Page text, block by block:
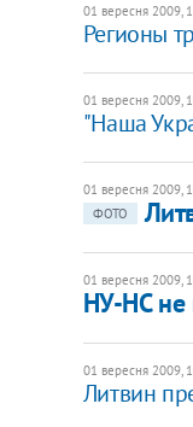
01 вересня 2009,
Регионы
01 вересня 2009,
"Наша
01 вересня 2009,
ФОТО
01 вересня 2009,
НУ-НС не
01 вересня 2009,
Литвин